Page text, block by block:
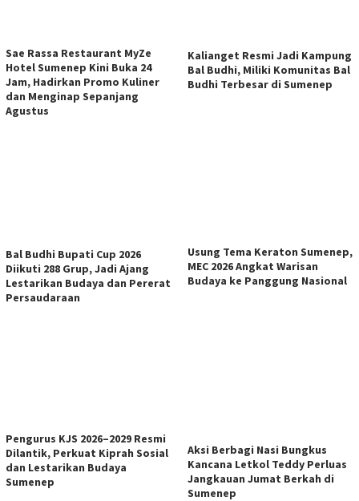
Sae Rassa Restaurant MyZe
Hotel Sumenep Kini Buka 24
Jam, Hadirkan Promo Kuliner
dan Menginap Sepanjang
Agustus
Kalianget Resmi Jadi Kampung
Bal Budhi, Miliki Komunitas Bal
Budhi Terbesar di Sumenep
Bal Budhi Bupati Cup 2026
Diikuti 288 Grup, Jadi Ajang
Lestarikan Budaya dan Pererat
Persaudaraan
Usung Tema Keraton Sumenep,
MEC 2026 Angkat Warisan
Budaya ke Panggung Nasional
Pengurus KJS 2026–2029 Resmi
Dilantik, Perkuat Kiprah Sosial
dan Lestarikan Budaya
Sumenep
Aksi Berbagi Nasi Bungkus
Kancana Letkol Teddy Perluas
Jangkauan Jumat Berkah di
Sumenep